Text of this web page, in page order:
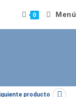
0 Menú
producto